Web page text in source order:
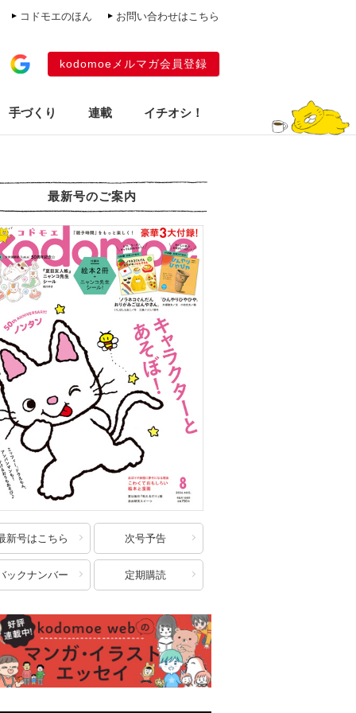
コドモエのほん お問い合わせはこちら
kodomoeメルマガ会員登録
手づくり 連載 イチオシ！
最新号のご案内
新号はこちら 次号予告
ックナンバー 定期購読